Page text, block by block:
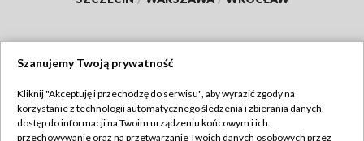
TVP
Szanujemy Twoją prywatność
Kliknij "Akceptuję i przechodzę do serwisu", aby wyrazić zgody na
korzystanie z technologii automatycznego śledzenia i zbierania danych,
dostęp do informacji na Twoim urządzeniu końcowym i ich
przechowywanie oraz na przetwarzanie Twoich danych osobowych przez